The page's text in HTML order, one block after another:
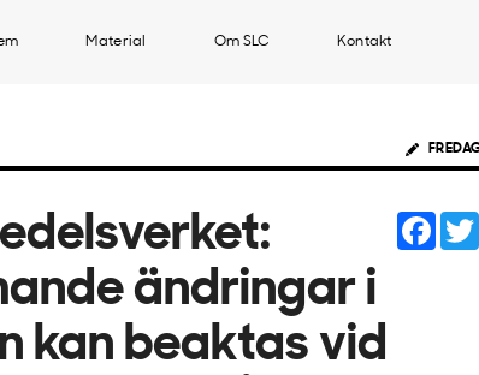
Material Om SLC Kontakt
ändringar i
kan beaktas vid